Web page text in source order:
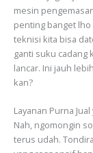
mesin
penting banget
teknisi kita bisa
ganti suku cadang
lancar. Ini jauh
kan?
Layanan Purna
Nah, ngomongin
terus udah.